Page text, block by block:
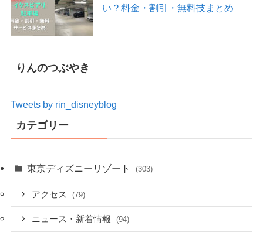
い？料金・割引・無料技まとめ
りんのつぶやき
Tweets by rin_disneyblog
カテゴリー
東京ディズニーリゾート (303)
アクセス (79)
ニュース・新着情報 (94)